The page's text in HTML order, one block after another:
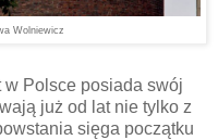
Wolniewicz
Polsce posiada swój
już od lat nie tylko z
sięga początku